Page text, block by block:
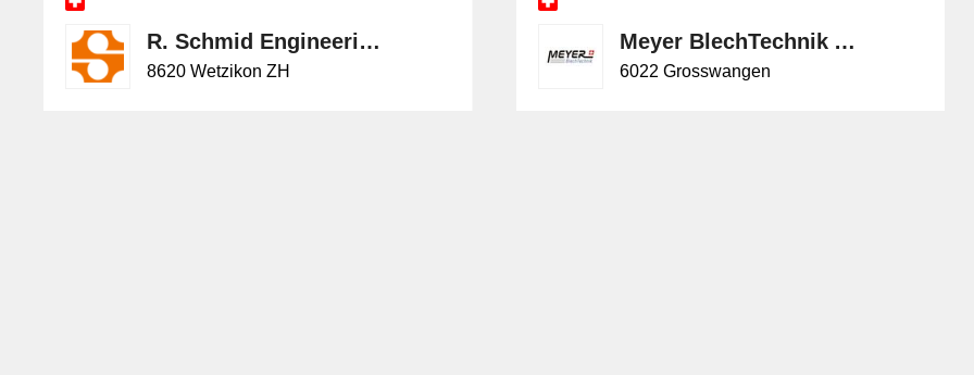
R. Schmid Engineering AG
8620 Wetzikon ZH
Meyer BlechTechnik AG
6022 Grosswangen